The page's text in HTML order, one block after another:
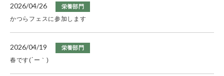
2026/04/26 栄養部門
かつらフェスに参加します
2026/04/19 栄養部門
春です(´ー｀)